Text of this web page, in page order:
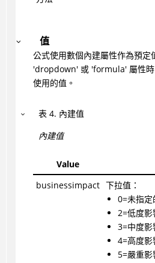
值
公式使用數個內建屬性作為預定
'dropdown' 或 'formula' 屬性時
使用的值。
表 4. 內建值
內建值
Value
businessimpact 下拉值：
0=未指定
2=低度影
3=中度影
4=高度影
5=嚴重影